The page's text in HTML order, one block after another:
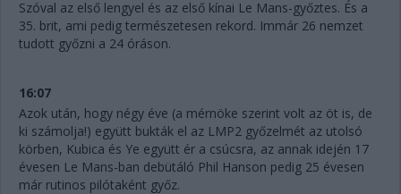
Szóval az első lengyel és az első kínai Le Mans-győztes. És a
35. brit, ami pedig természetesen rekord. Immár 26 nemzet
tudott győzni a 24 óráson.
16:07
Azok után, hogy négy éve (a mérnöke szerint volt az öt is, de
ki számolja!) együtt bukták el az LMP2 győzelmét az utolsó
körben, Kubica és Ye együtt ér a csúcsra, az annak idején 17
évesen Le Mans-ban debütáló Phil Hanson pedig 25 évesen
már rutinos pilótaként győz.